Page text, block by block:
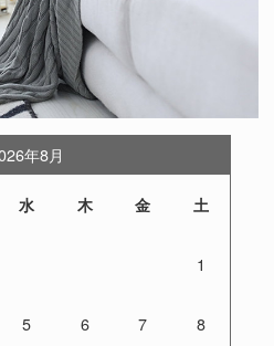
年8月
水 木 金 土
1
5 6 7 8